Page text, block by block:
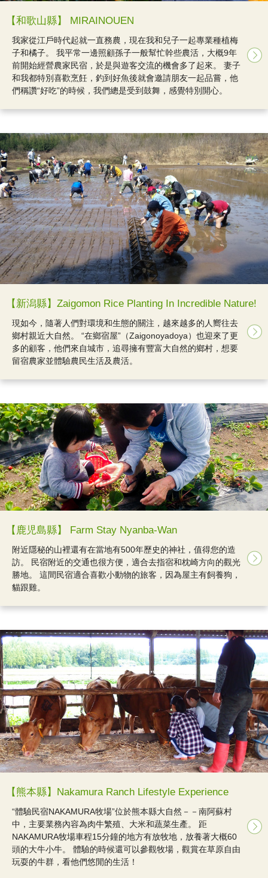
【和歌山縣】 MIRAINOUEN
我家從江戶時代起就一直務農，現在我和兒子一起專業種植梅
子和橘子。 我平常一邊照顧孫子一般幫忙幹些農活，大概9年
前開始經營農家民宿，於是與遊客交流的機會多了起來。 妻子
和我都特別喜歡烹飪，釣到好魚後就會邀請朋友一起品嘗，他
們稱讚“好吃”的時候，我們總是受到鼓舞，感覺特別開心。
【新潟縣】Zaigomon Rice Planting In Incredible Nature!
現如今，隨著人們對環境和生態的關注，越來越多的人嚮往去
鄉村親近大自然。 “在鄉宿屋”（Zaigonoyadoya）也迎來了更
多的顧客，他們來自城市，追尋擁有豐富大自然的鄉村，想要
留宿農家並體驗農民生活及農活。
【鹿児島縣】 Farm Stay Nyanba-Wan
附近隱秘的山裡還有在當地有500年歷史的神社，值得您的造
訪。 民宿附近的交通也很方便，適合去指宿和枕崎方向的觀光
勝地。 這間民宿適合喜歡小動物的旅客，因為屋主有飼養狗，
貓跟雞。
【熊本縣】Nakamura Ranch Lifestyle Experience
“體驗民宿NAKAMURA牧場”位於熊本縣大自然－－南阿蘇村
中，主要業務內容為肉牛繁殖、大米和蔬菜生產。 距
NAKAMURA牧場車程15分鐘的地方有放牧地，放養著大概60
頭的大牛小牛。 體驗的時候還可以參觀牧場，觀賞在草原自由
玩耍的牛群，看他們悠閒的生活！